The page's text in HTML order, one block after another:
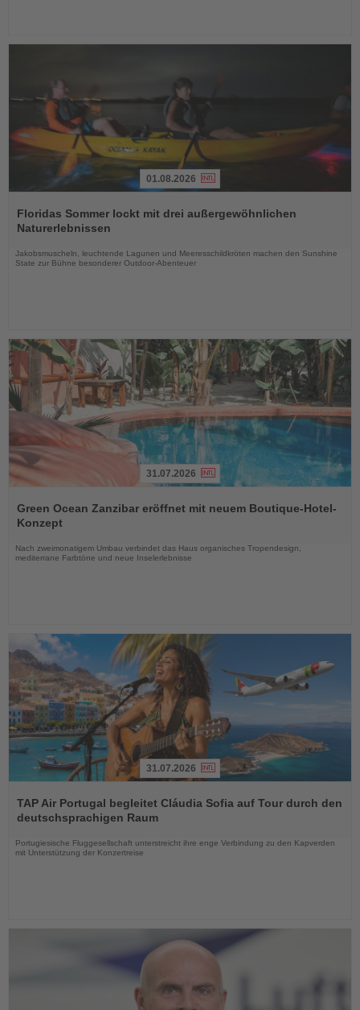
Sie
die
01.08.2026
Floridas Sommer lockt mit drei außergewöhnlichen
Naturerlebnissen
Jakobsmuscheln, leuchtende Lagunen und Meeresschildkröten machen den Sunshine
State zur Bühne besonderer Outdoor-Abenteuer
Sie
die
Nachrichten
31.07.2026
Green Ocean Zanzibar eröffnet mit neuem Boutique-Hotel-
Konzept
Nach zweimonatigem Umbau verbindet das Haus organisches Tropendesign,
mediterrane Farbtöne und neue Inselerlebnisse
Sie
die
31.07.2026
TAP Air Portugal begleitet Cláudia Sofia auf Tour durch den
deutschsprachigen Raum
Portugiesische Fluggesellschaft unterstreicht ihre enge Verbindung zu den Kapverden
mit Unterstützung der Konzertreise